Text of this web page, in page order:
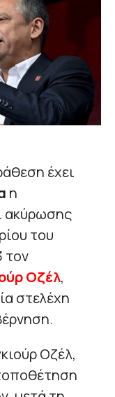
έχει
η
ακύρωσης
του
τον
Οζέλ,
στελέχη
Οζέλ,